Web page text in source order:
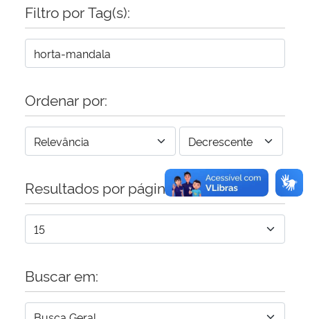
Secretaria-Geral
Secretaria de Governo
Advocacia-Geral da União
Filtro por Tag(s):
Ordenar por:
Resultados por página:
Buscar em: